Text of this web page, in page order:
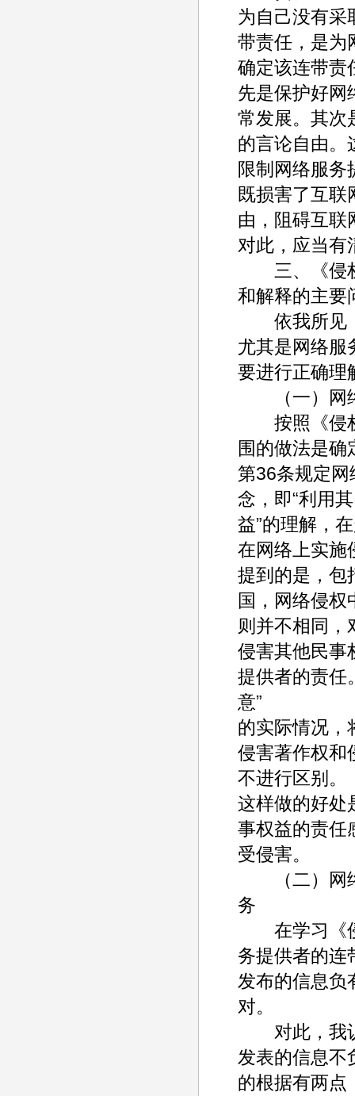
为自己没有采
带责任，是为
确定该连带责
先是保护好网
常发展。其次
的言论自由。
限制网络服务
既损害了互联
由，阻碍互联
对此，应当有
三、《侵权
和解释的主要
依我所见，
尤其是网络服
要进行正确理
（一）网络
按照《侵权
围的做法是确
第36条规定网
念，即“利用
益”的理解，
在网络上实施
提到的是，包
国，网络侵权
则并不相同，
侵害其他民事
提供者的责任
意”
的实际情况，
侵害著作权和
不进行区别。
这样做的好处
事权益的责任
受侵害。
（二）网络
务
在学习《侵
务提供者的连
发布的信息负
对。
对此，我认
发表的信息不
的根据有两点